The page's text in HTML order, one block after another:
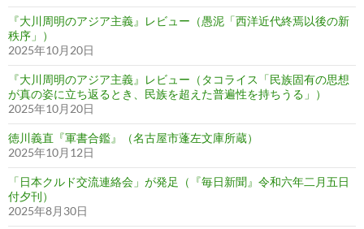
『大川周明のアジア主義』レビュー（愚泥「西洋近代終焉以後の新
秩序」）
2025年10月20日
『大川周明のアジア主義』レビュー（タコライス「民族固有の思想
が真の姿に立ち返るとき、民族を超えた普遍性を持ちうる」）
2025年10月20日
徳川義直『軍書合鑑』（名古屋市蓬左文庫所蔵）
2025年10月12日
「日本クルド交流連絡会」が発足（『毎日新聞』令和六年二月五日
付夕刊）
2025年8月30日